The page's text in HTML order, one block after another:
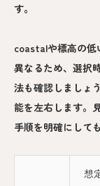
す。
coastalや標高の低
異なるため、選択
法も確認しましょ
能を左右します。
手順を明確にして
想